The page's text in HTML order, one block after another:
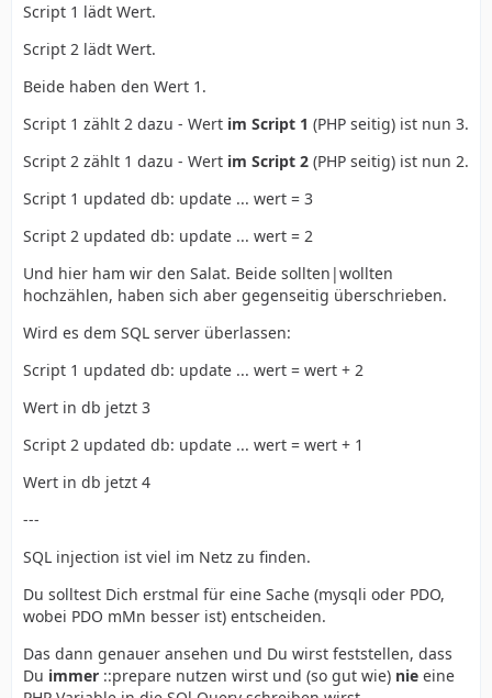
Script 1 lädt Wert.
Script 2 lädt Wert.
Beide haben den Wert 1.
Script 1 zählt 2 dazu - Wert im Script 1 (PHP seitig) ist nun 3.
Script 2 zählt 1 dazu - Wert im Script 2 (PHP seitig) ist nun 2.
Script 1 updated db: update ... wert = 3
Script 2 updated db: update ... wert = 2
Und hier ham wir den Salat. Beide sollten|wollten
hochzählen, haben sich aber gegenseitig überschrieben.
Wird es dem SQL server überlassen:
Script 1 updated db: update ... wert = wert + 2
Wert in db jetzt 3
Script 2 updated db: update ... wert = wert + 1
Wert in db jetzt 4
---
SQL injection ist viel im Netz zu finden.
Du solltest Dich erstmal für eine Sache (mysqli oder PDO,
wobei PDO mMn besser ist) entscheiden.
Das dann genauer ansehen und Du wirst feststellen, dass
Du immer ::prepare nutzen wirst und (so gut wie) nie eine